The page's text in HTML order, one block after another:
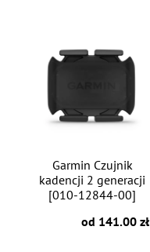
Garmin Czujnik
kadencji 2 generacji
[010-12844-00]
od 141.00 zł